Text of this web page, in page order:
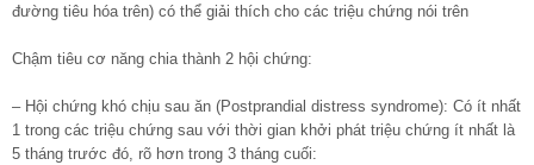
đường tiêu hóa trên) có thể giải thích cho các triệu chứng nói trên
Chậm tiêu cơ năng chia thành 2 hội chứng:
– Hội chứng khó chịu sau ăn (Postprandial distress syndrome): Có ít nhất
1 trong các triệu chứng sau với thời gian khởi phát triệu chứng ít nhất là
5 tháng trước đó, rõ hơn trong 3 tháng cuối: